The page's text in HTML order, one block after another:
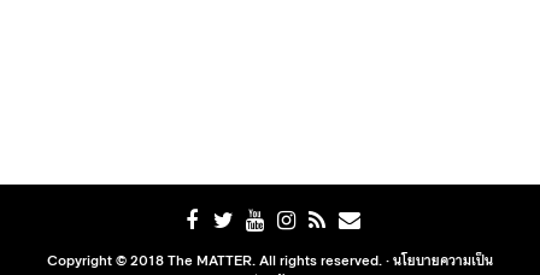
Copyright © 2018 The MATTER. All rights reserved. ·นโยบายความเป็น